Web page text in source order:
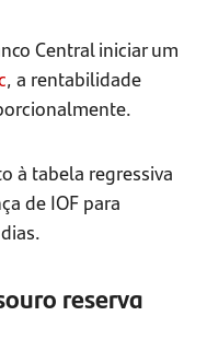
Central iniciar um
, a rentabilidade
à tabela regressiva
de IOF para
reserva